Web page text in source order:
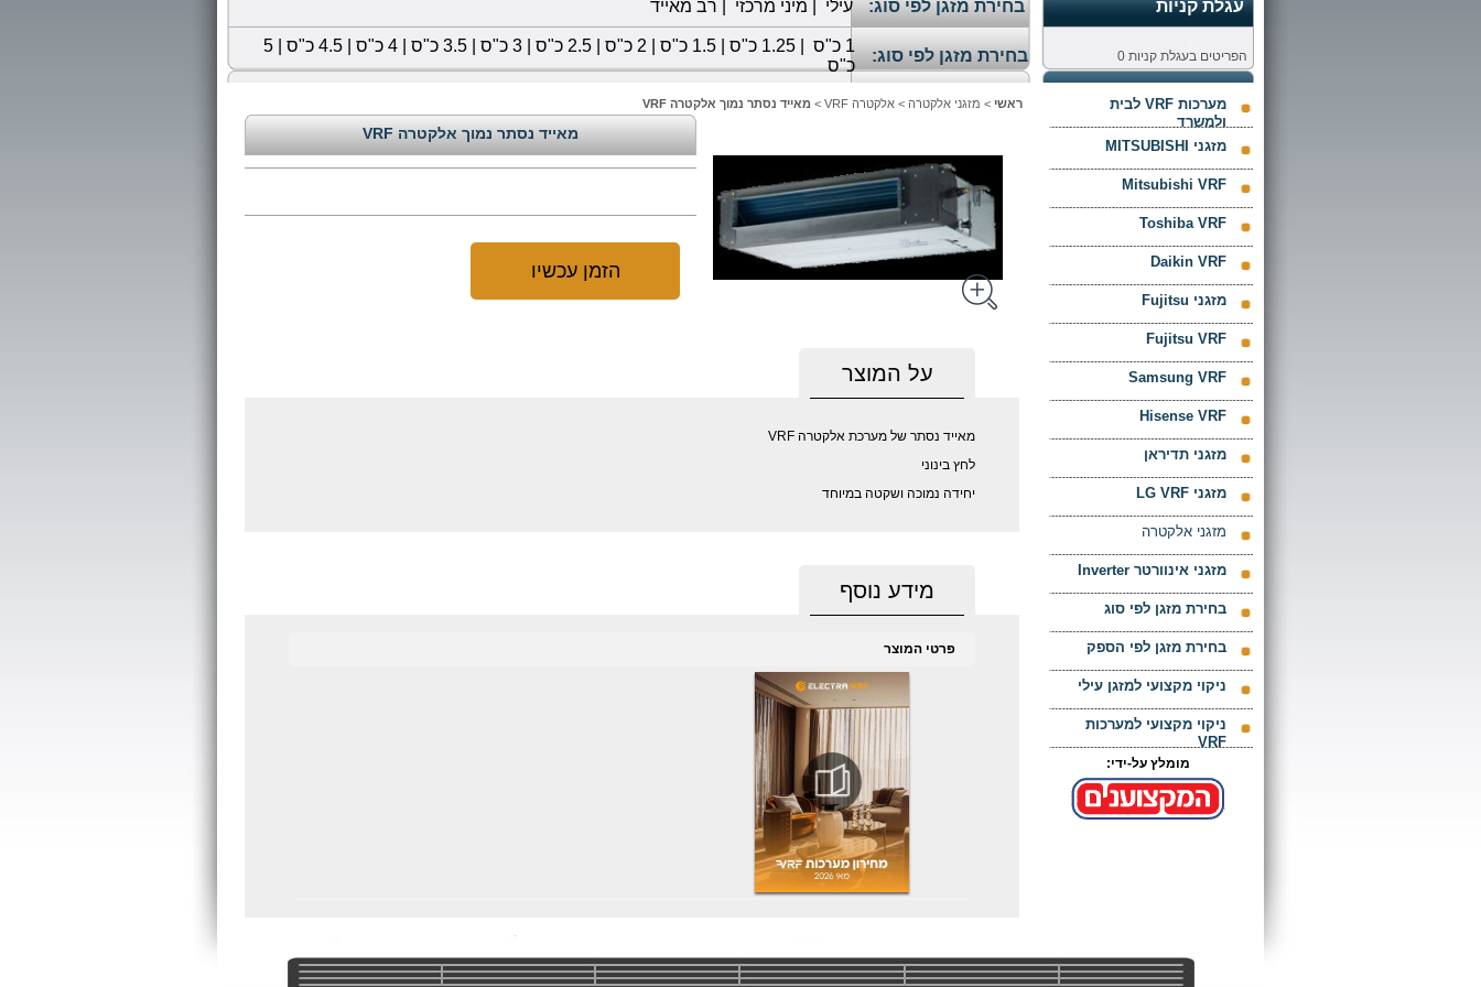
עגלת קניות בחירת מזגן לפי סוג: עילי מיני מרכזי רב מאייד
הפריטים בעגלת קניות 0 בחירת מזגן לפי סוג:
1 כ"ס 1.25 כ"ס 1.5 כ"ס 2 כ"ס 2.5 כ"ס 3 כ"ס 3.5 כ"ס 4 כ"ס 4.5 כ"ס
5
כ"ס
ראשי > מזגני אלקטרה > אלקטרה VRF > מאייד נסתר נמוך אלקטרה VRF
מאייד נסתר נמוך אלקטרה VRF
הזמן עכשיו
על המוצר
מאייד נסתר של מערכת אלקטרה VRF
לחץ בינוני
יחידה נמוכה ושקטה במיוחד
מידע נוסף
פרטי המוצר
מערכות VRF לבית
ולמשרד
מזגני MITSUBISHI
Mitsubishi VRF
Toshiba VRF
Daikin VRF
מזגני Fujitsu
Fujitsu VRF
Samsung VRF
Hisense VRF
מזגני תדיראן
מזגני LG VRF
מזגני אלקטרה
מזגני אינוורטר Inverter
בחירת מזגן לפי סוג
בחירת מזגן לפי הספק
ניקוי מקצועי למזגן עילי
ניקוי מקצועי למערכות
VRF
מומלץ על-ידי: